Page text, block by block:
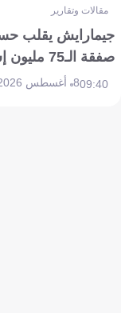
مقالات وتقارير
جيمارايش يقلب
صفقة الـ75 مليون إسترليني؟
09:408 أغسطس 2026